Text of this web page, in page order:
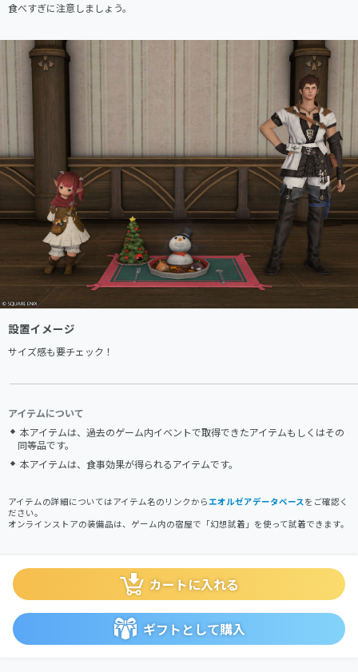
食べすぎに注意しましょう。
設置イメージ
サイズ感も要チェック！
アイテムについて
本アイテムは、過去のゲーム内イベントで取得できたアイテムもしくはその
同等品です。
本アイテムは、食事効果が得られるアイテムです。
アイテムの詳細についてはアイテム名のリンクからエオルゼアデータベースをご確認く
ださい。
オンラインストアの装備品は、ゲーム内の宿屋で「幻想試着」を使って試着できます。
カートに入れる
ギフトとして購入